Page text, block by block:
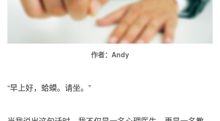
作者：Andy
“早上好，蛤蟆。请坐。”